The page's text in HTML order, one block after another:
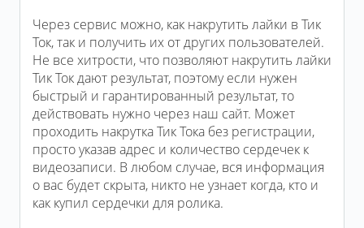
Через сервис можно, как накрутить лайки в Тик
Ток, так и получить их от других пользователей.
Не все хитрости, что позволяют накрутить лайки
Тик Ток дают результат, поэтому если нужен
быстрый и гарантированный результат, то
действовать нужно через наш сайт. Может
проходить накрутка Тик Тока без регистрации,
просто указав адрес и количество сердечек к
видеозаписи. В любом случае, вся информация
о вас будет скрыта, никто не узнает когда, кто и
как купил сердечки для ролика.